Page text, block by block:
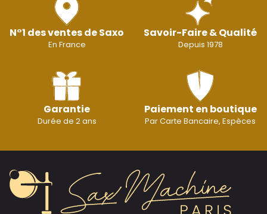
N°1 des ventes de Saxo
En France
Savoir-Faire & Qualité
Depuis 1978
Garantie
Durée de 2 ans
Paiement en boutique
Par Carte Bancaire, Espèces